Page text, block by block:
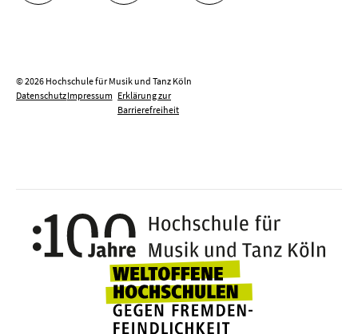
© 2026 Hochschule für Musik und Tanz Köln
DatenschutzImpressum Erklärung zur
Barrierefreiheit